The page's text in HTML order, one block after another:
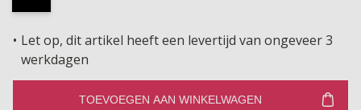
Let op, dit artikel heeft een levertijd van ongeveer 3
werkdagen
TOEVOEGEN AAN WINKELWAGEN